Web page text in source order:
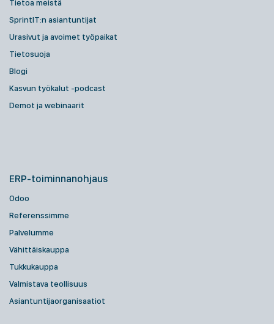
Tietoa meistä
SprintIT:n asiantuntijat
Urasivut ja avoimet työpaikat
Tietosuoja
Blogi
Kasvun työkalut -podcast
Demot ja webinaarit
ERP-toiminnanohjaus
Odoo
Referenssimme
Palvelumme
Vähittäiskauppa
Tukkukauppa
Valmistava teollisuus
Asiantuntijaorganisaatiot